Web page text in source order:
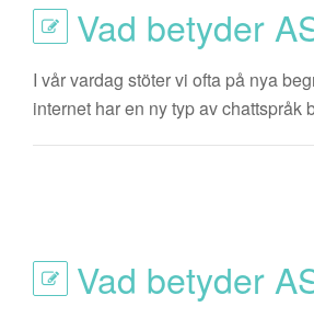
Vad betyder
I vår vardag stöter vi ofta på nya
internet har en ny typ av
Vad betyder